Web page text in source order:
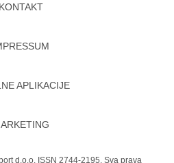
KONTAKT
APLIKACIJE
d.o.o. ISSN 2744-2195. Sva prava